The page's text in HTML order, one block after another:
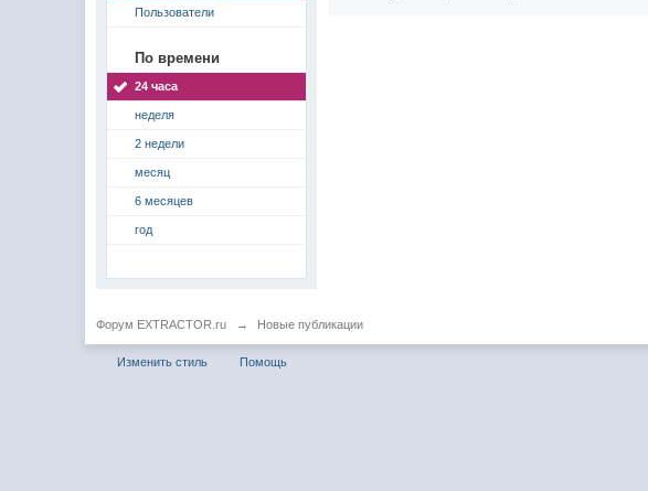
Пользователи
По времени
24 часа
неделя
2 недели
месяц
6 месяцев
год
Форум EXTRACTOR.ru → Новые публикации
Изменить стиль Помощь